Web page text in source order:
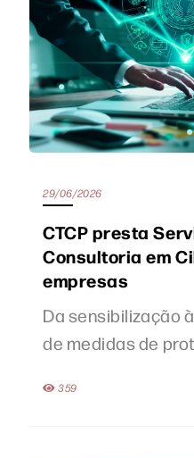
29/06/2026
CTCP presta
Consultoria em
empresas
Da sensibilização
de medidas de
359